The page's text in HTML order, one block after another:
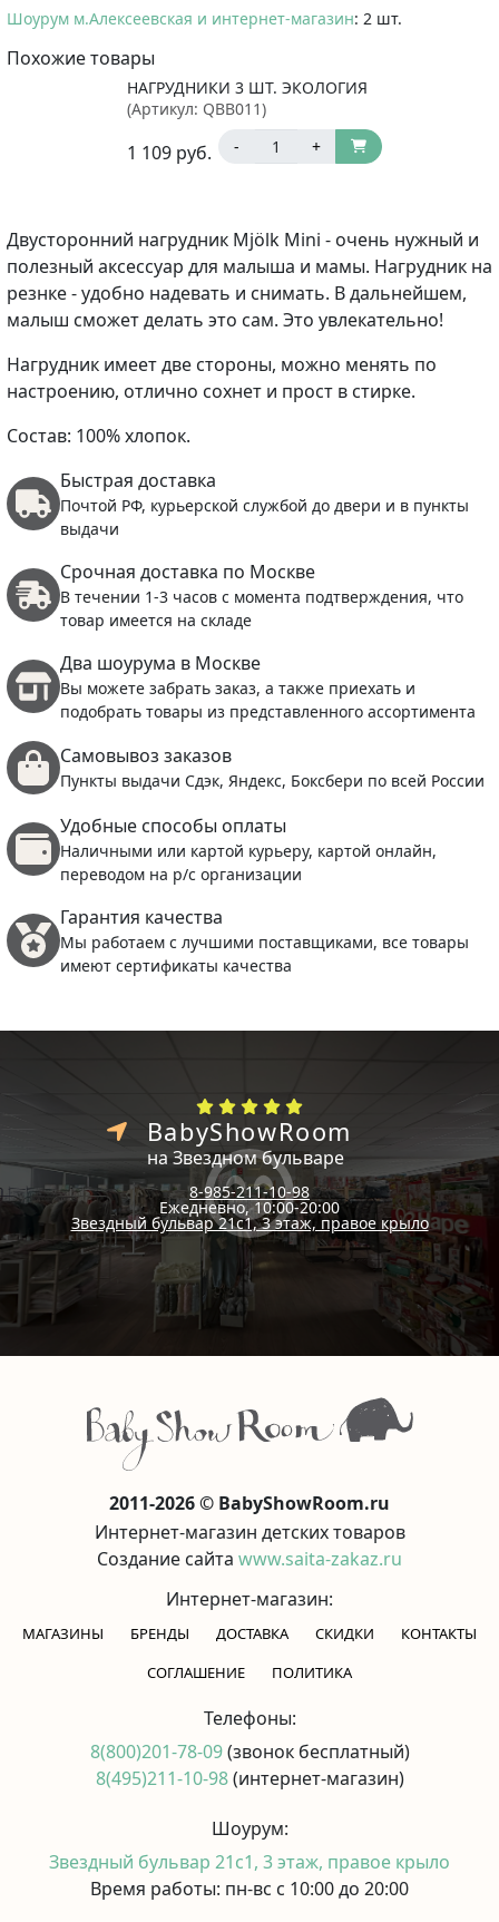
Шоурум м.Алексеевская и интернет-магазин: 2 шт.
Похожие товары
НАГРУДНИКИ 3 ШТ. ЭКОЛОГИЯ
(Артикул: QBB011)
1 109 руб. - +
Двусторонний нагрудник Mjölk Mini - очень нужный и
полезный аксессуар для малыша и мамы. Нагрудник на
резнке - удобно надевать и снимать. В дальнейшем,
малыш сможет делать это сам. Это увлекательно!
Нагрудник имеет две стороны, можно менять по
настроению, отлично сохнет и прост в стирке.
Состав: 100% хлопок.
Быстрая доставка
Почтой РФ, курьерской службой до двери и в пункты
выдачи
Срочная доставка по Москве
В течении 1-3 часов с момента подтверждения, что
товар имеется на складе
Два шоурума в Москве
Вы можете забрать заказ, а также приехать и
подобрать товары из представленного ассортимента
Самовывоз заказов
Пункты выдачи Сдэк, Яндекс, Боксбери по всей России
Удобные способы оплаты
Наличными или картой курьеру, картой онлайн,
переводом на р/с организации
Гарантия качества
Мы работаем с лучшими поставщиками, все товары
имеют сертификаты качества
BabyShowRoom
на Звездном бульваре
8-985-211-10-98
Ежедневно, 10:00-20:00
Звездный бульвар 21с1, 3 этаж, правое крыло
2011-2026 © BabyShowRoom.ru
Интернет-магазин детских товаров
Создание сайта www.saita-zakaz.ru
Интернет-магазин:
МАГАЗИНЫ БРЕНДЫ ДОСТАВКА СКИДКИ
КОНТАКТЫ
CОГЛАШЕНИЕ
ПОЛИТИКА
Телефоны:
8(800)201-78-09(звонок бесплатный)
8(495)211-10-98(интернет-магазин)
Шоурум:
Звездный бульвар 21с1, 3 этаж, правое крыло
Время работы: пн-вс с 10:00 до 20:00